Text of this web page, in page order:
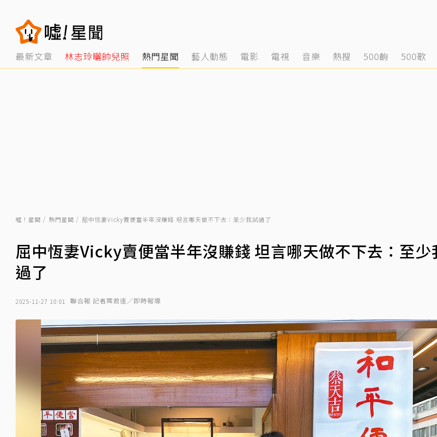
最新文章 林志玲曬帥兒照 熱門星聞 藝人動態 電影 電視 音樂 熱搜 500齣 500歌
噓！星聞 熱門星聞 屈中恆妻Vicky賣便當半年沒賺錢 坦言哪天做不下去：至少我試過了
屈中恆妻Vicky賣便當半年沒賺錢 坦言哪天做不下去：至少
過了
2025-11-27 10:01 聯合報 記者葉君遠／即時報導